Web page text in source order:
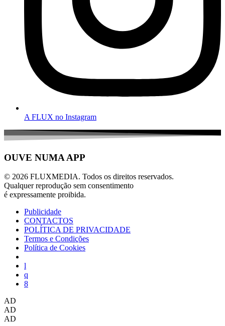
A FLUX no Instagram
OUVE NUMA APP
© 2026 FLUXMEDIA. Todos os direitos reservados.
Qualquer reprodução sem consentimento
é expressamente proibida.
Publicidade
CONTACTOS
POLÍTICA DE PRIVACIDADE
Termos e Condições
Política de Cookies
AD
AD
AD